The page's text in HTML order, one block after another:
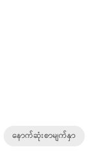
နောက်ဆုံးစာမျက်နှာ